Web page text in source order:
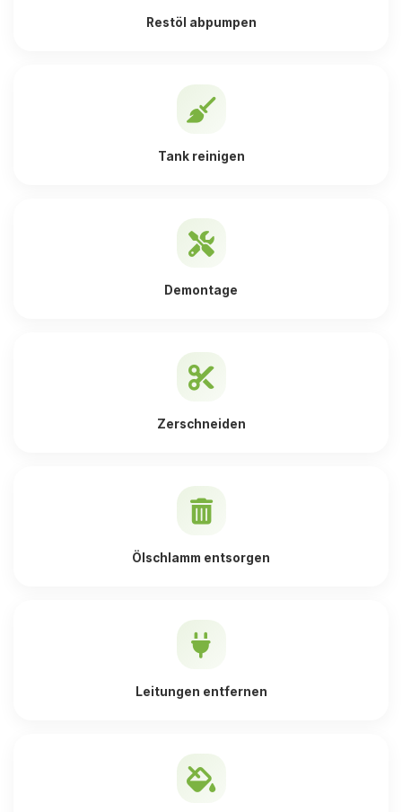
Restöl abpumpen
Tank reinigen
Demontage
Zerschneiden
Ölschlamm entsorgen
Leitungen entfernen